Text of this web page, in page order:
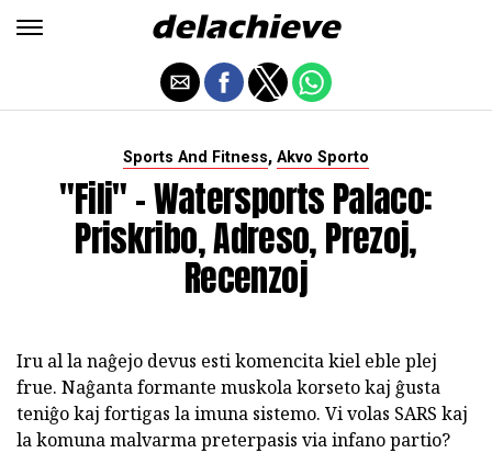
Sports And Fitness, Akvo Sporto
"Fili" - Watersports Palaco:
Priskribo, Adreso, Prezoj,
Recenzoj
Iru al la naĝejo devus esti komencita kiel eble plej
frue. Naĝanta formante muskola korseto kaj ĝusta
teniĝo kaj fortigas la imuna sistemo. Vi volas SARS kaj
la komuna malvarma preterpasis via infano partio?